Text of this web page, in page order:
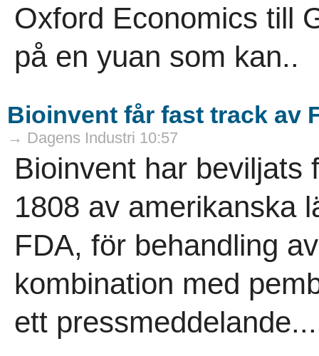
Oxford Economics till
på en yuan som kan..
Bioinvent får fast track av
→ Dagens Industri 10:57
Bioinvent har beviljats
1808 av amerikanska
FDA, för behandling
kombination med
ett pressmeddelande...